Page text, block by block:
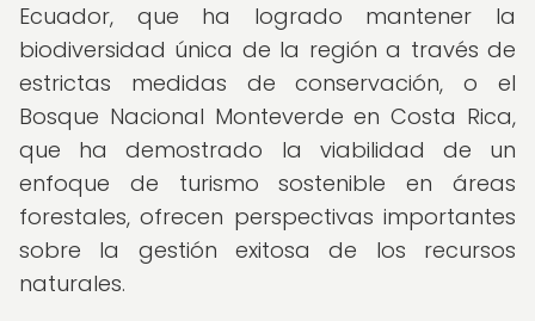
Ecuador, que ha logrado mantener la
biodiversidad única de la región a través de
estrictas medidas de conservación, o el
Bosque Nacional Monteverde en Costa Rica,
que ha demostrado la viabilidad de un
enfoque de turismo sostenible en áreas
forestales, ofrecen perspectivas importantes
sobre la gestión exitosa de los recursos
naturales.